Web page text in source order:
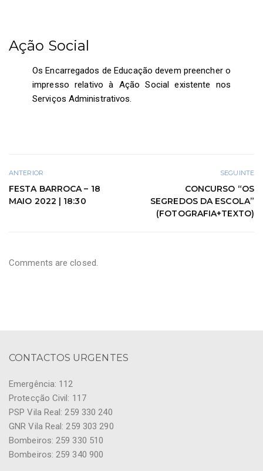
Ação Social
Os Encarregados de Educação devem preencher o
impresso relativo à Ação Social existente nos
Serviços Administrativos.
ANTERIOR
FESTA BARROCA – 18
MAIO 2022 | 18:30
SEGUINTE
CONCURSO “OS
SEGREDOS DA ESCOLA”
(FOTOGRAFIA+TEXTO)
Comments are closed.
CONTACTOS URGENTES
Emergência: 112
Protecção Civil: 117
PSP Vila Real: 259 330 240
GNR Vila Real: 259 303 290
Bombeiros: 259 330 510
Bombeiros: 259 340 900